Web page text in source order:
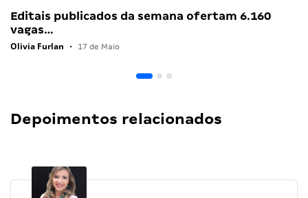
Editais publicados da semana ofertam 6.160
vagas…
Olivia Furlan • 17 de Maio
Depoimentos relacionados